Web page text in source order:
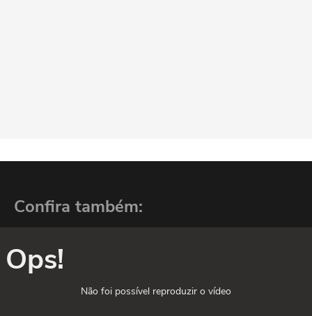
Confira também:
Ops!
Não foi possível reproduzir o vídeo